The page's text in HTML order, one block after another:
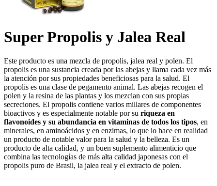
Super Propolis y Jalea Real
Este producto es una mezcla de propolis, jalea real y polen. El
propolis es una sustancia creada por las abejas y llama cada vez más
la atención por sus propiedades beneficiosas para la salud. El
propolis es una clase de pegamento animal. Las abejas recogen el
polen y la resina de las plantas y los mezclan con sus propias
secreciones. El propolis contiene varios millares de componentes
bioactivos y es especialmente notable por su riqueza en
flavonoides y su abundancia en vitaminas de todos los tipos, en
minerales, en aminoácidos y en enzimas, lo que lo hace en realidad
un producto de notable valor para la salud y la belleza. Es un
producto de alta calidad, y un buen suplemento alimenticio que
combina las tecnologías de más alta calidad japonesas con el
propolis puro de Brasil, la jalea real y el extracto de polen.